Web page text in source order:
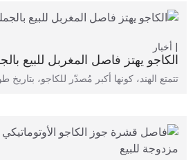
أخبار
الكاجو يهتز فاصل المغربل للبيع
تتمتع الهند، كونها أكبر مُصدّر للكاجو، بتاريخ